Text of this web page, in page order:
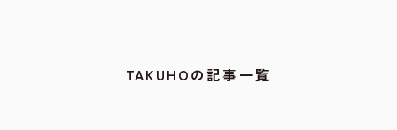
TAKUHOの記事一覧